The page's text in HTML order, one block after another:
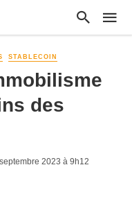
STABLECOIN
des
2023 à 9h12